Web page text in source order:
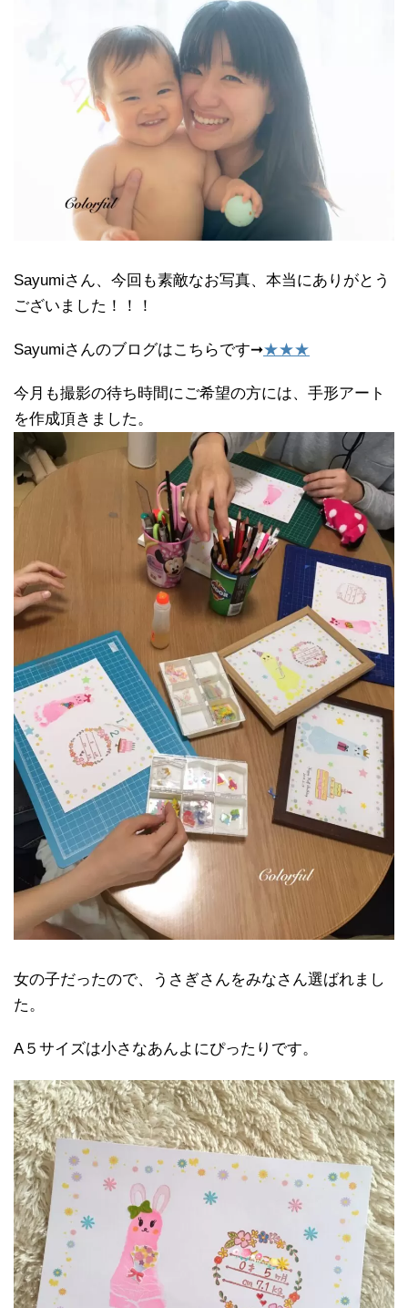
Sayumiさん、今回も素敵なお写真、本当にありがとう
ございました！！！
Sayumiさんのブログはこちらです➞★★★
今月も撮影の待ち時間にご希望の方には、手形アート
を作成頂きました。
女の子だったので、うさぎさんをみなさん選ばれまし
た。
A５サイズは小さなあんよにぴったりです。